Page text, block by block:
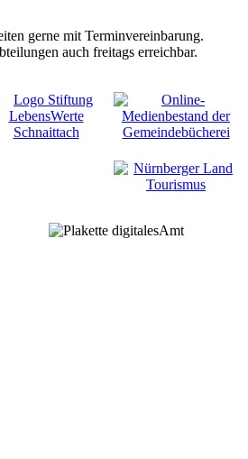
gerne mit Terminvereinbarung.
auch freitags erreichbar.